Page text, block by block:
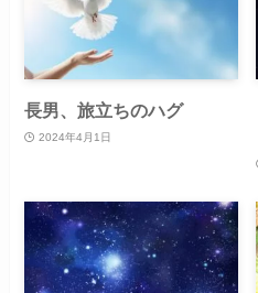
長男、旅立ちのハグ
2024年4月1日